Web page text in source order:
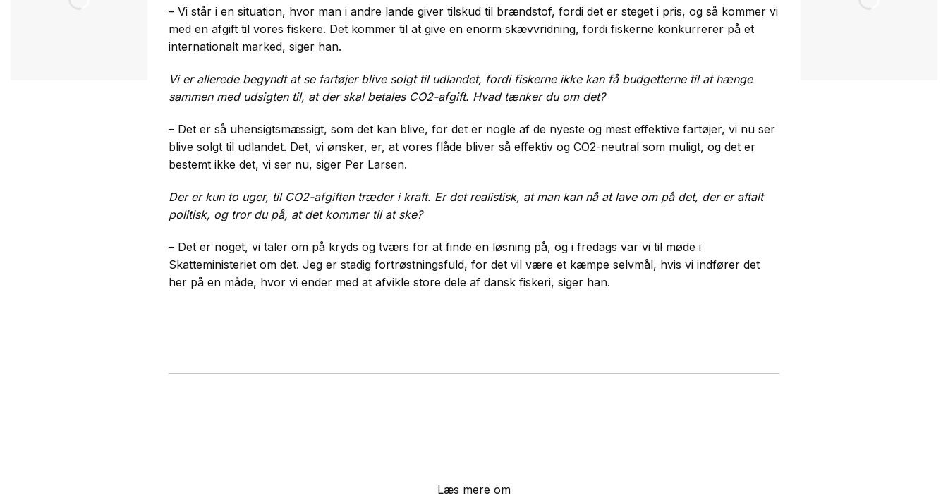
– Vi står i en situation, hvor man i andre lande giver tilskud til brændstof, fordi det er steget i pris, og så kommer vi
med en afgift til vores fiskere. Det kommer til at give en enorm skævvridning, fordi fiskerne konkurrerer på et
internationalt marked, siger han.
Vi er allerede begyndt at se fartøjer blive solgt til udlandet, fordi fiskerne ikke kan få budgetterne til at hænge
sammen med udsigten til, at der skal betales CO2-afgift. Hvad tænker du om det?
– Det er så uhensigtsmæssigt, som det kan blive, for det er nogle af de nyeste og mest effektive fartøjer, vi nu ser
blive solgt til udlandet. Det, vi ønsker, er, at vores flåde bliver så effektiv og CO2-neutral som muligt, og det er
bestemt ikke det, vi ser nu, siger Per Larsen.
Der er kun to uger, til CO2-afgiften træder i kraft. Er det realistisk, at man kan nå at lave om på det, der er aftalt
politisk, og tror du på, at det kommer til at ske?
– Det er noget, vi taler om på kryds og tværs for at finde en løsning på, og i fredags var vi til møde i
Skatteministeriet om det. Jeg er stadig fortrøstningsfuld, for det vil være et kæmpe selvmål, hvis vi indfører det
her på en måde, hvor vi ender med at afvikle store dele af dansk fiskeri, siger han.
Læs mere om